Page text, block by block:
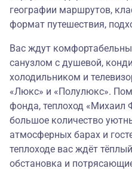
географии маршрутов,
формат путешествия,
Вас ждут
санузлом с душевой,
холодильником и
«Люкс» и «Полулюкс».
фонда, теплоход «Михаил
большое количество
атмосферных барах и
теплоходе вас ждёт
обстановка и